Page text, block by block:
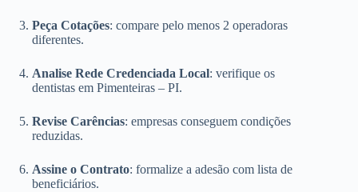
Peça Cotações: compare pelo menos 2 operadoras
diferentes.
Analise Rede Credenciada Local: verifique os
dentistas em Pimenteiras – PI.
Revise Carências: empresas conseguem condições
reduzidas.
Assine o Contrato: formalize a adesão com lista de
beneficiários.